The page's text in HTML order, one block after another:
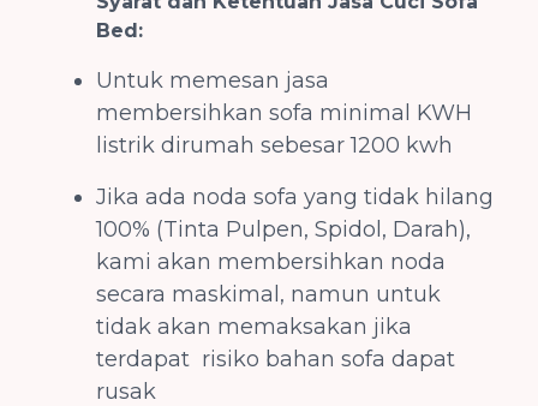
Bed:
Untuk memesan jasa
membersihkan sofa minimal KWH
listrik dirumah sebesar 1200 kwh
Jika ada noda sofa yang tidak hilang
100% (Tinta Pulpen, Spidol, Darah),
kami akan membersihkan noda
secara maskimal, namun untuk
tidak akan memaksakan jika
terdapat risiko bahan sofa dapat
rusak